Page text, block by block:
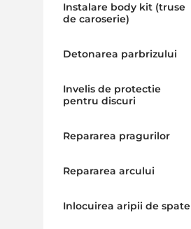
Instalare body kit (truse
de caroserie)
Detonarea parbrizului
Invelis de protectie
pentru discuri
Repararea pragurilor
Repararea arcului
Inlocuirea aripii de spate